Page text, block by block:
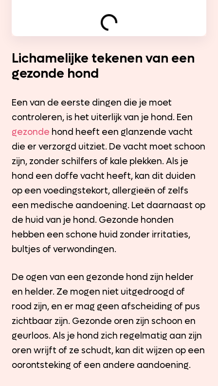
Lichamelijke tekenen van een
gezonde hond
Een van de eerste dingen die je moet
controleren, is het uiterlijk van je hond. Een
gezonde hond heeft een glanzende vacht
die er verzorgd uitziet. De vacht moet schoon
zijn, zonder schilfers of kale plekken. Als je
hond een doffe vacht heeft, kan dit duiden
op een voedingstekort, allergieën of zelfs
een medische aandoening. Let daarnaast op
de huid van je hond. Gezonde honden
hebben een schone huid zonder irritaties,
bultjes of verwondingen.
De ogen van een gezonde hond zijn helder
en helder. Ze mogen niet uitgedroogd of
rood zijn, en er mag geen afscheiding of pus
zichtbaar zijn. Gezonde oren zijn schoon en
geurloos. Als je hond zich regelmatig aan zijn
oren wrijft of ze schudt, kan dit wijzen op een
oorontsteking of een andere aandoening.